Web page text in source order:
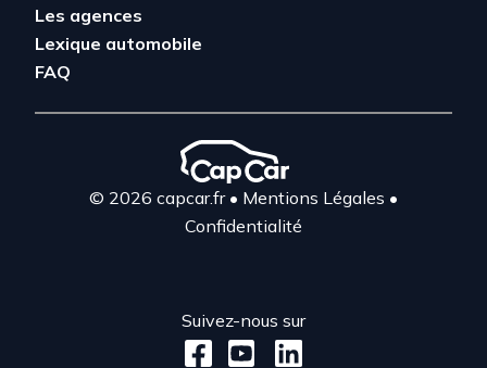
Les agences
Lexique automobile
FAQ
© 2026 capcar.fr• Mentions Légales •
Confidentialité
Suivez-nous sur